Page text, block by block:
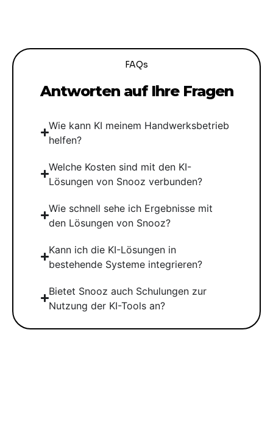
FAQs
Antworten auf Ihre Fragen
Wie kann KI meinem Handwerksbetrieb
helfen?
Welche Kosten sind mit den KI-
Lösungen von Snooz verbunden?
Wie schnell sehe ich Ergebnisse mit
den Lösungen von Snooz?
Kann ich die KI-Lösungen in
bestehende Systeme integrieren?
Bietet Snooz auch Schulungen zur
Nutzung der KI-Tools an?